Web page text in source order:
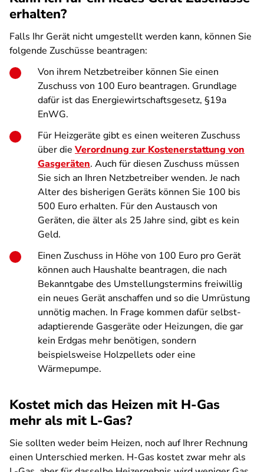
erhalten?
Falls Ihr Gerät nicht umgestellt werden kann, können Sie
folgende Zuschüsse beantragen:
Von ihrem Netzbetreiber können Sie einen
Zuschuss von 100 Euro beantragen. Grundlage
dafür ist das Energiewirtschaftsgesetz, §19a
EnWG.
Für Heizgeräte gibt es einen weiteren Zuschuss
über die Verordnung zur Kostenerstattung von
Gasgeräten. Auch für diesen Zuschuss müssen
Sie sich an Ihren Netzbetreiber wenden. Je nach
Alter des bisherigen Geräts können Sie 100 bis
500 Euro erhalten. Für den Austausch von
Geräten, die älter als 25 Jahre sind, gibt es kein
Geld.
Einen Zuschuss in Höhe von 100 Euro pro Gerät
können auch Haushalte beantragen, die nach
Bekanntgabe des Umstellungstermins freiwillig
ein neues Gerät anschaffen und so die Umrüstung
unnötig machen. In Frage kommen dafür selbst-
adaptierende Gasgeräte oder Heizungen, die gar
kein Erdgas mehr benötigen, sondern
beispielsweise Holzpellets oder eine
Wärmepumpe.
Kostet mich das Heizen mit H-Gas
mehr als mit L-Gas?
Sie sollten weder beim Heizen, noch auf Ihrer Rechnung
einen Unterschied merken. H-Gas kostet zwar mehr als